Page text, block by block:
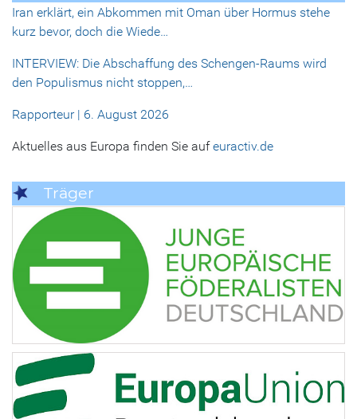
Iran erklärt, ein Abkommen mit Oman über Hormus stehe
kurz bevor, doch die Wiede…
INTERVIEW: Die Abschaffung des Schengen-Raums wird
den Populismus nicht stoppen,…
Rapporteur | 6. August 2026
Aktuelles aus Europa finden Sie aufeuractiv.de
Träger